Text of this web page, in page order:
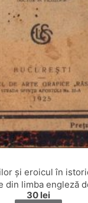
și eroicul în
din limba engleză
Arte Grafice
30 lei